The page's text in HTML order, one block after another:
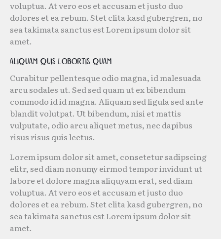
voluptua. At vero eos et accusam et justo duo
dolores et ea rebum. Stet clita kasd gubergren, no
sea takimata sanctus est Lorem ipsum dolor sit
amet.
Aliquam quis lobortis quam
Curabitur pellentesque odio magna, id malesuada
arcu sodales ut. Sed sed quam ut ex bibendum
commodo id id magna. Aliquam sed ligula sed ante
blandit volutpat. Ut bibendum, nisi et mattis
vulputate, odio arcu aliquet metus, nec dapibus
risus risus quis lectus.
Lorem ipsum dolor sit amet, consetetur sadipscing
elitr, sed diam nonumy eirmod tempor invidunt ut
labore et dolore magna aliquyam erat, sed diam
voluptua. At vero eos et accusam et justo duo
dolores et ea rebum. Stet clita kasd gubergren, no
sea takimata sanctus est Lorem ipsum dolor sit
amet.